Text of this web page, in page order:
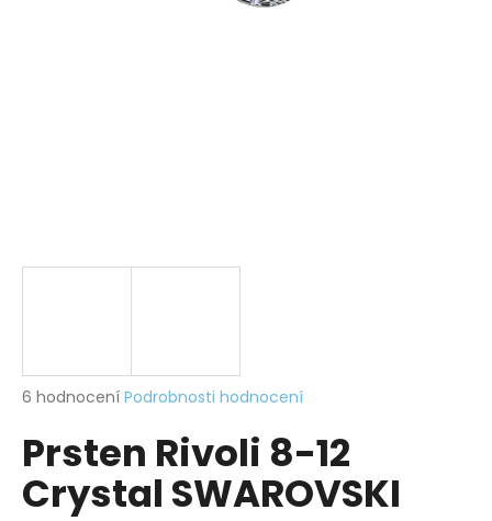
Průměrné
produktu
je
4,8
z
6 hodnocení Podrobnosti hodnocení
Prsten Rivoli 8-12
Crystal SWAROVSKI
o
p
r
u
č